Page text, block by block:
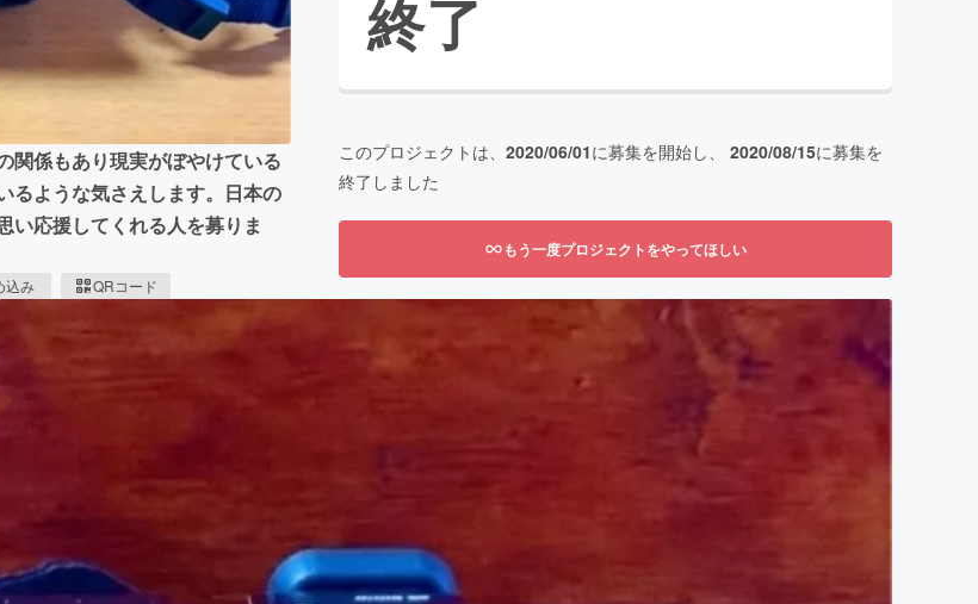
CAMPFIREふるさと納税
machi-ya コミュニティ
関係もあり現実がぼやけている
るような気さえします。日本の
い応援してくれる人を募りま
込み QRコード
終了
このプロジェクトは、 2020/06/01に募集を開始し、 2020/08/15に募集を
終了しました
もう一度プロジェクトをやってほしい